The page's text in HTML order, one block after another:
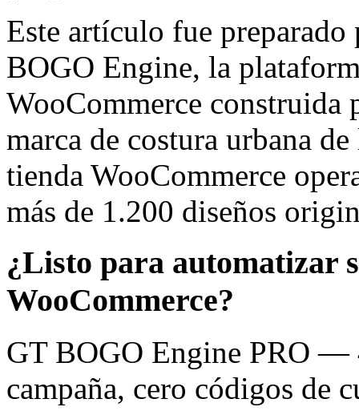
Este artículo fue
BOGO Engine, la
WooCommerce
marca de costura urbana
tienda WooCommerce
más de 1.200 diseños
¿Listo para automatizar
WooCommerce?
GT BOGO Engine PRO —
campaña, cero códigos de